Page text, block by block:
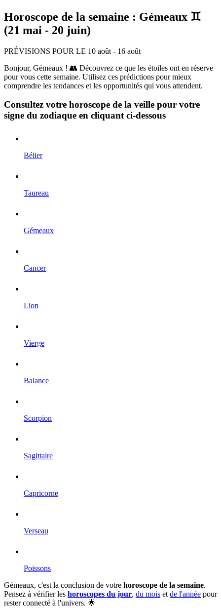
Horoscope de la semaine : Gémeaux ♊
(21 mai - 20 juin)
PRÉVISIONS POUR LE 10 août - 16 août
Bonjour, Gémeaux ! 👥 Découvrez ce que les étoiles ont en réserve
pour vous cette semaine. Utilisez ces prédictions pour mieux
comprendre les tendances et les opportunités qui vous attendent.
Consultez votre horoscope de la veille pour votre
signe du zodiaque en cliquant ci-dessous
Bélier
Taureau
Gémeaux
Cancer
Lion
Vierge
Balance
Scorpion
Sagittaire
Capricorne
Verseau
Poissons
Gémeaux, c'est la conclusion de votre horoscope de la semaine.
Pensez à vérifier les horoscopes du jour, du mois et de l'année pour
rester connecté à l'univers. 🌟